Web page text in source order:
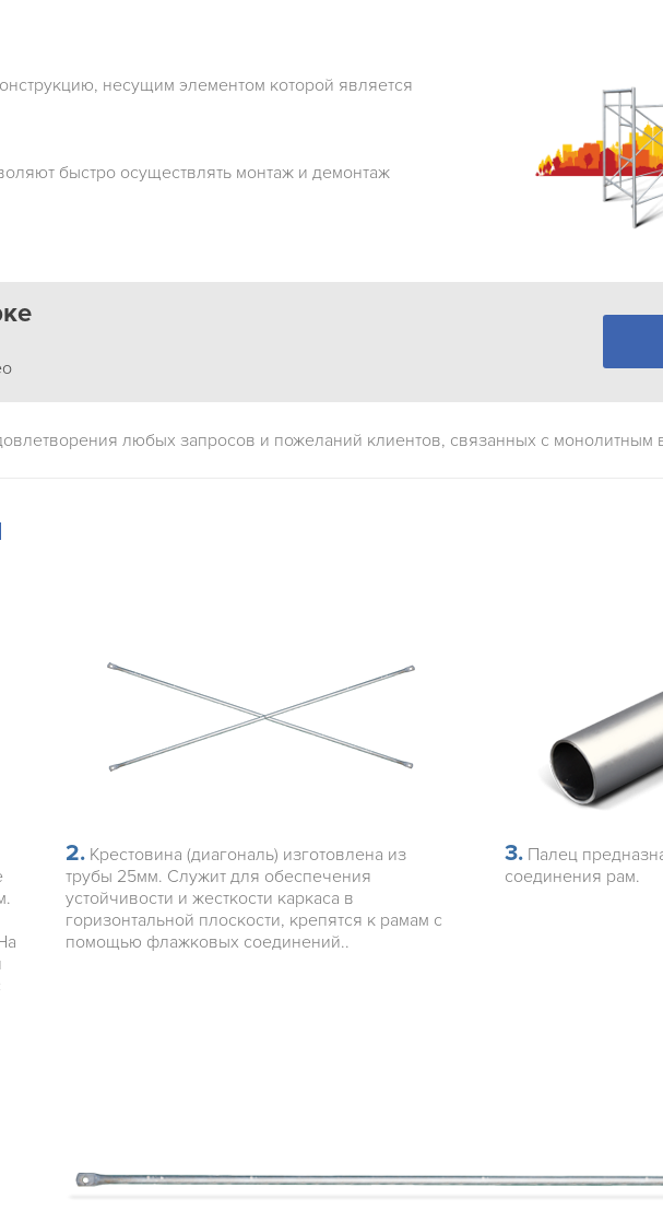
несущим элементом которой является
быстро осуществлять монтаж и демонтаж
любых запросов и пожеланий клиентов, связанных с монолитным
2. Крестовина (диагональ) изготовлена из
трубы 25мм. Служит для обеспечения
устойчивости и жесткости каркаса в
горизонтальной плоскости, крепятся к рамам с
помощью флажковых соединений..
3. Палец
соединения рам.